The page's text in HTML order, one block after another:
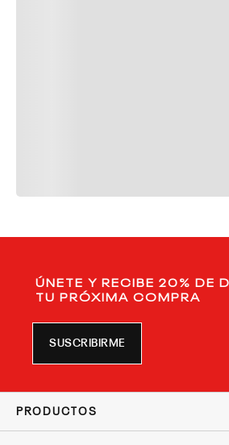
ÚNETE Y RECIBE 20% DE
TU PRÓXIMA COMPRA
SUSCRIBIRME
PRODUCTOS